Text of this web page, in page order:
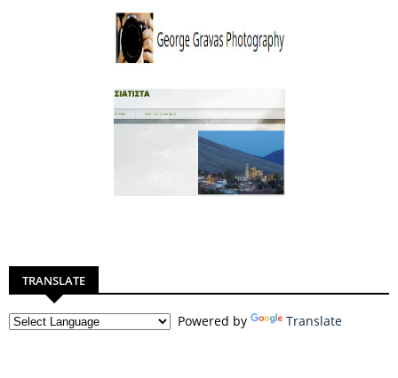
TRANSLATE
Powered by Translate